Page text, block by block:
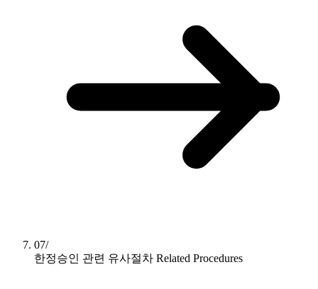
07/
한정승인 관련 유사절차 Related Procedures